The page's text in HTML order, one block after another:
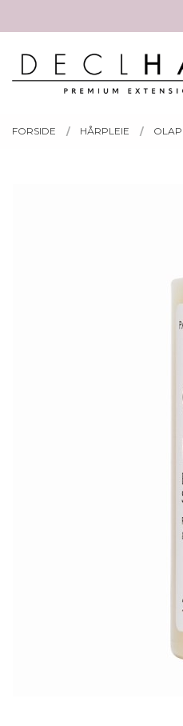
til
PRODUKTER
FORSIDE HÅRPLEIE